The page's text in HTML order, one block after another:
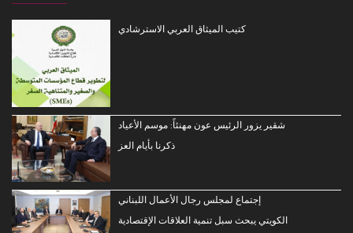
كتيب الميثاق العربي الاسترشادي
شقير يزور الرئيس عون مهنئاً: موسم الأعياد
ذكرنا بأيام العز
إجتماع لمجلس رجال الأعمال اللبناني
الكويتي يبحث سبل تنمية العلاقات الإقتصادية